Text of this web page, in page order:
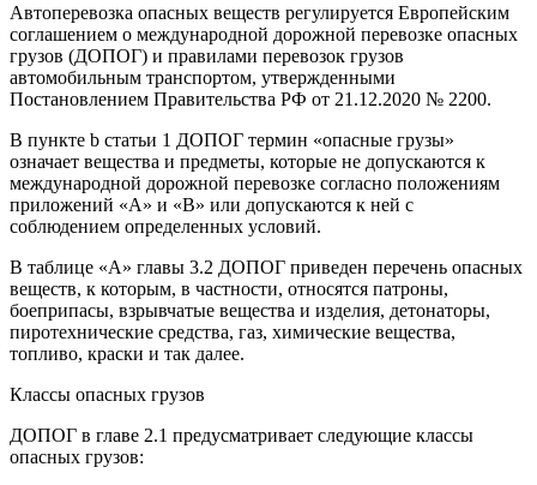
Автоперевозка опасных веществ регулируется Европейским
соглашением о международной дорожной перевозке опасных
грузов (ДОПОГ) и правилами перевозок грузов
автомобильным транспортом, утвержденными
Постановлением Правительства РФ от 21.12.2020 № 2200.
В пункте b статьи 1 ДОПОГ термин «опасные грузы»
означает вещества и предметы, которые не допускаются к
международной дорожной перевозке согласно положениям
приложений «A» и «B» или допускаются к ней с
соблюдением определенных условий.
В таблице «A» главы 3.2 ДОПОГ приведен перечень опасных
веществ, к которым, в частности, относятся патроны,
боеприпасы, взрывчатые вещества и изделия, детонаторы,
пиротехнические средства, газ, химические вещества,
топливо, краски и так далее.
Классы опасных грузов
ДОПОГ в главе 2.1 предусматривает следующие классы
опасных грузов: